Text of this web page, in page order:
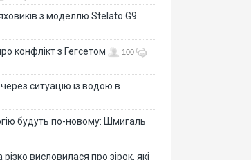
з моделлю Stelato G9.
конфлікт з Гегсетом
100
ситуацію із водою в
будуть по-новому: Шмигаль
висловилася про зірок, які